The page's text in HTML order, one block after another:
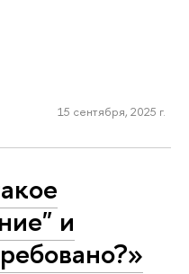
15 сентября, 2025 г.
и